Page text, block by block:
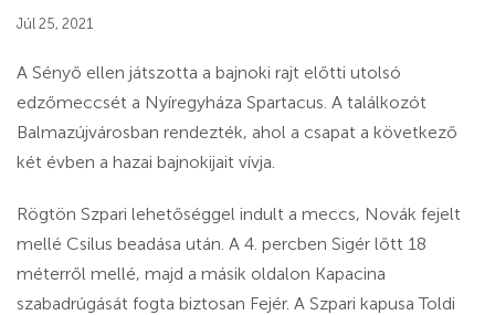
Júl 25, 2021
A Sényő ellen játszotta a bajnoki rajt előtti utolsó
edzőmeccsét a Nyíregyháza Spartacus. A találkozót
Balmazújvárosban rendezték, ahol a csapat a következő
két évben a hazai bajnokijait vívja.
Rögtön Szpari lehetőséggel indult a meccs, Novák fejelt
mellé Csilus beadása után. A 4. percben Sigér lőtt 18
méterről mellé, majd a másik oldalon Kapacina
szabadrúgását fogta biztosan Fejér. A Szpari kapusa Toldi